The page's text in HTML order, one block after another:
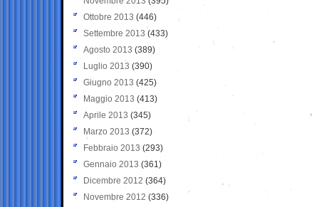
Ottobre 2013 (446)
Settembre 2013 (433)
Agosto 2013 (389)
Luglio 2013 (390)
Giugno 2013 (425)
Maggio 2013 (413)
Aprile 2013 (345)
Marzo 2013 (372)
Febbraio 2013 (293)
Gennaio 2013 (361)
Dicembre 2012 (364)
Novembre 2012 (336)